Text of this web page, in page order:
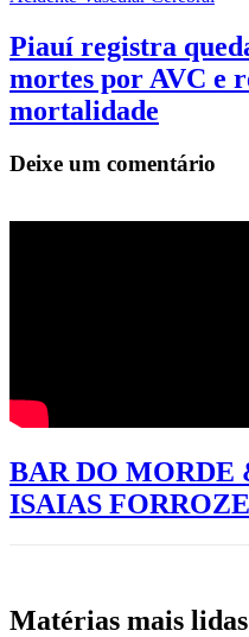
Piauí registra
mortes por AVC e
mortalidade
Deixe um comentário
BAR DO MORDE
ISAIAS
Matérias mais lidas